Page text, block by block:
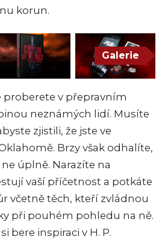
korun.
Galerie
proberete v přepravním
neznámých lidí. Musíte
zjistili, že jste ve
Brzy však odhalíte,
úplně. Narazíte na
vaší příčetnost a potkáte
včetně těch, kteří zvládnou
při pouhém pohledu na ně.
bere inspiraci v H. P.